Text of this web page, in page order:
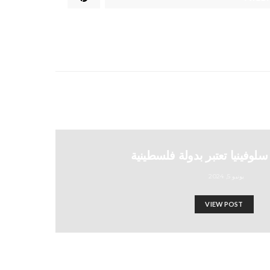
تعتبر بدولة فلسطينية
VIEW POST